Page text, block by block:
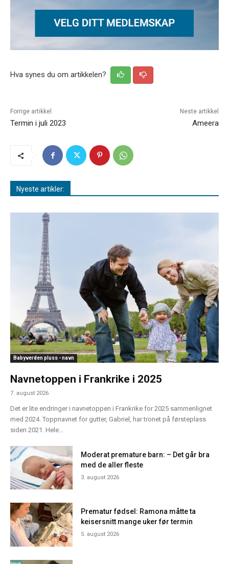
Hva synes du om artikkelen?
Forrige artikkel
Termin i juli 2023
Neste artikkel
Ameera
Nyeste artikler:
Babyverden pluss - navn
Navnetoppen i Frankrike i 2025
7. august 2026
Det er lite endringer i navnetoppen i Frankrike for 2025 sammenlignet
med 2024. Toppnavnet for gutter, Gabriel, har tronet på førsteplass
siden 2021. Hele...
Moderat premature barn: – Det går bra
med de aller fleste
3. august 2026
Prematur fødsel: Ramona måtte ta
keisersnitt mange uker før termin
5. august 2026